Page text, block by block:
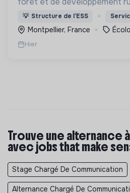
lutte pour la préservation
biodiversité en Colombie au
💡 Structure de l’ESS
Montpellier, France
Hier
Trouve une alternance
avec jobs that make
Stage Chargé De Communication
Alternance Chargé De